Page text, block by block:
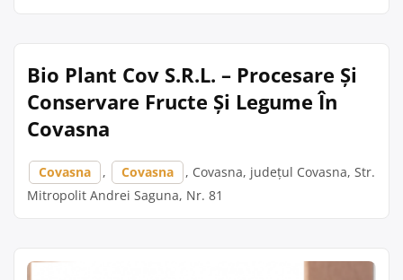
Bio Plant Cov S.R.L. – Procesare Și
Conservare Fructe Și Legume În
Covasna
Covasna , Covasna
, Covasna, județul Covasna, Str.
Mitropolit Andrei Saguna, Nr. 81